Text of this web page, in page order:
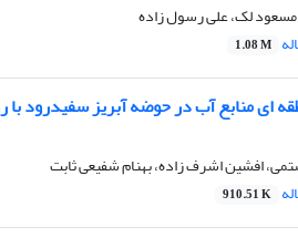
لک، علی رسول زاده
1.08 M
ای منابع آب در حوضه آبریز سفیدرود با
افشین اشرف زاده، بهنام شفیعی ثابت
910.51 K